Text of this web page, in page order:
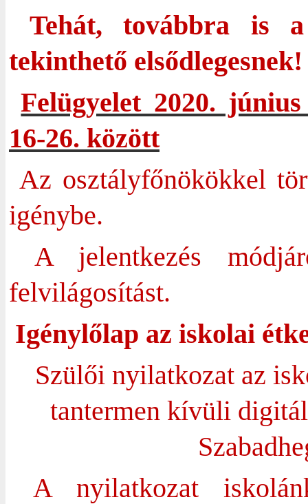
Tehát, továbbra is
tekinthető elsődlegesnek!
Felügyelet 2020.
16-26. között
Az osztályfőnökökkel
igénybe.
A jelentkezés
felvilágosítást.
Igénylőlap az iskolai
Szülői nyilatkozat az
tantermen kívüli
A nyilatkozat